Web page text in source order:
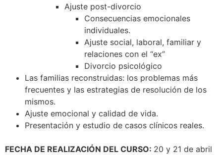
Ajuste post-divorcio
Consecuencias emocionales
individuales.
Ajuste social, laboral, familiar y
relaciones con el “ex”
Divorcio psicológico
Las familias reconstruidas: los problemas más
frecuentes y las estrategias de resolución de los
mismos.
Ajuste emocional y calidad de vida.
Presentación y estudio de casos clínicos reales.
FECHA DE REALIZACIÓN DEL CURSO: 20 y 21 de abril